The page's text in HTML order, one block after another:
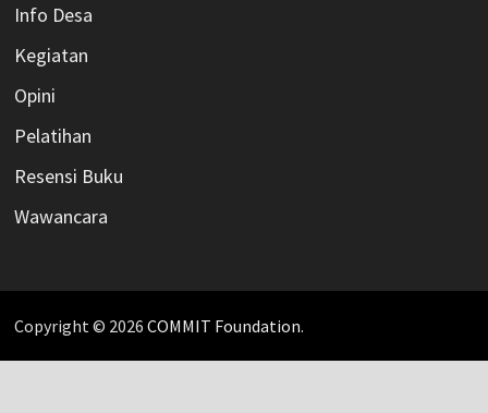
Info Desa
Kegiatan
Opini
Pelatihan
Resensi Buku
Wawancara
Copyright © 2026 COMMIT Foundation.